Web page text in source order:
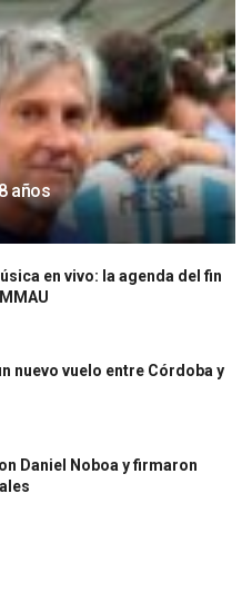
años
en vivo: la agenda del fin
nuevo vuelo entre Córdoba y
Daniel Noboa y firmaron